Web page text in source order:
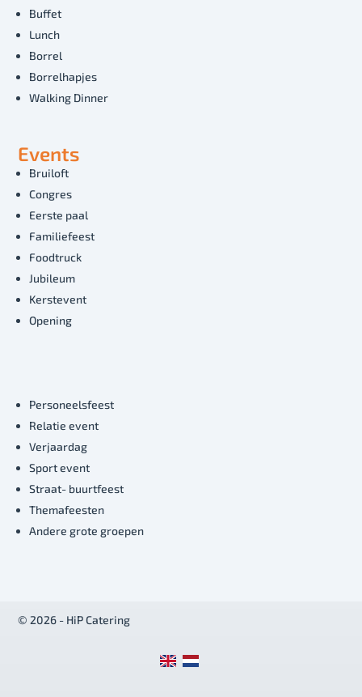
Buffet
Lunch
Borrel
Borrelhapjes
Walking Dinner
Events
Bruiloft
Congres
Eerste paal
Familiefeest
Foodtruck
Jubileum
Kerstevent
Opening
Personeelsfeest
Relatie event
Verjaardag
Sport event
Straat- buurtfeest
Themafeesten
Andere grote groepen
© 2026 - HiP Catering